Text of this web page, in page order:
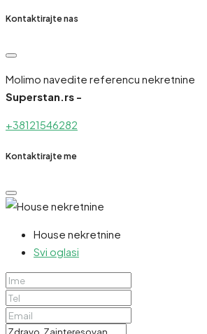
Kontaktirajte nas
Molimo navedite referencu nekretnine
Superstan.rs -
+38121546282
Kontaktirajte me
House nekretnine
Svi oglasi